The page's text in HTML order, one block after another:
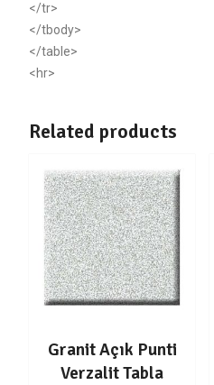
</tr>
</tbody>
</table>
<hr>
Related products
Granit Açık Punti
Verzalit Tabla